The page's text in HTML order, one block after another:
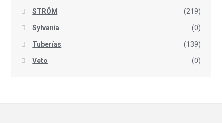
STRÖM (219)
Sylvania (0)
Tuberías (139)
Veto (0)